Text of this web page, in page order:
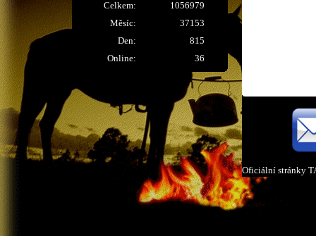
Online: 36
Celkem:
1056979
Měsíc:
37153
Den:
815
Oficiální stránky